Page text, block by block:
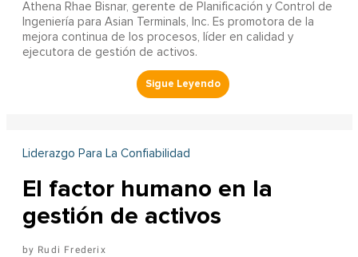
Athena Rhae Bisnar, gerente de Planificación y Control de
Ingeniería para Asian Terminals, Inc. Es promotora de la
mejora continua de los procesos, líder en calidad y
ejecutora de gestión de activos.
Liderazgo Para La Confiabilidad
El factor humano en la
gestión de activos
Rudi Frederix